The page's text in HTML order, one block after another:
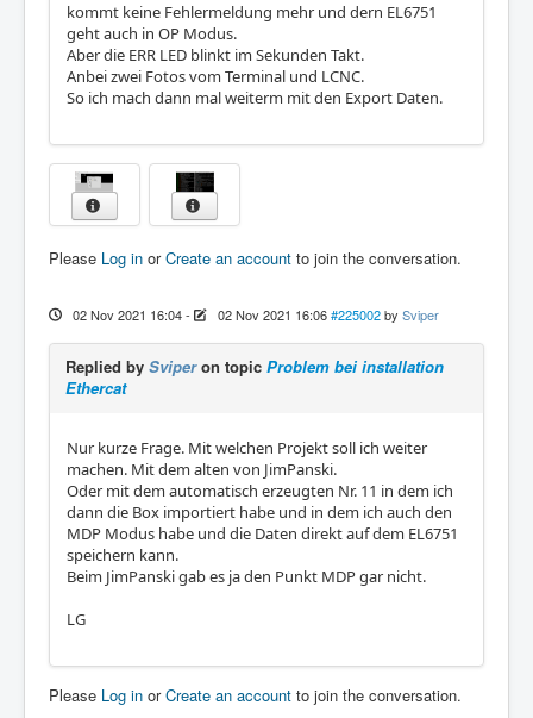
kommt keine Fehlermeldung mehr und dern EL6751
geht auch in OP Modus.
Aber die ERR LED blinkt im Sekunden Takt.
Anbei zwei Fotos vom Terminal und LCNC.
So ich mach dann mal weiterm mit den Export Daten.
Please Log in orCreate an account to join the conversation.
02 Nov 2021 16:04- 02 Nov 2021 16:06 #225002 by Sviper
Replied by Sviperon topic Problem bei installation
Ethercat
Nur kurze Frage. Mit welchen Projekt soll ich weiter
machen. Mit dem alten von JimPanski.
Oder mit dem automatisch erzeugten Nr. 11 in dem ich
dann die Box importiert habe und in dem ich auch den
MDP Modus habe und die Daten direkt auf dem EL6751
speichern kann.
Beim JimPanski gab es ja den Punkt MDP gar nicht.
LG
Please Log in orCreate an account to join the conversation.